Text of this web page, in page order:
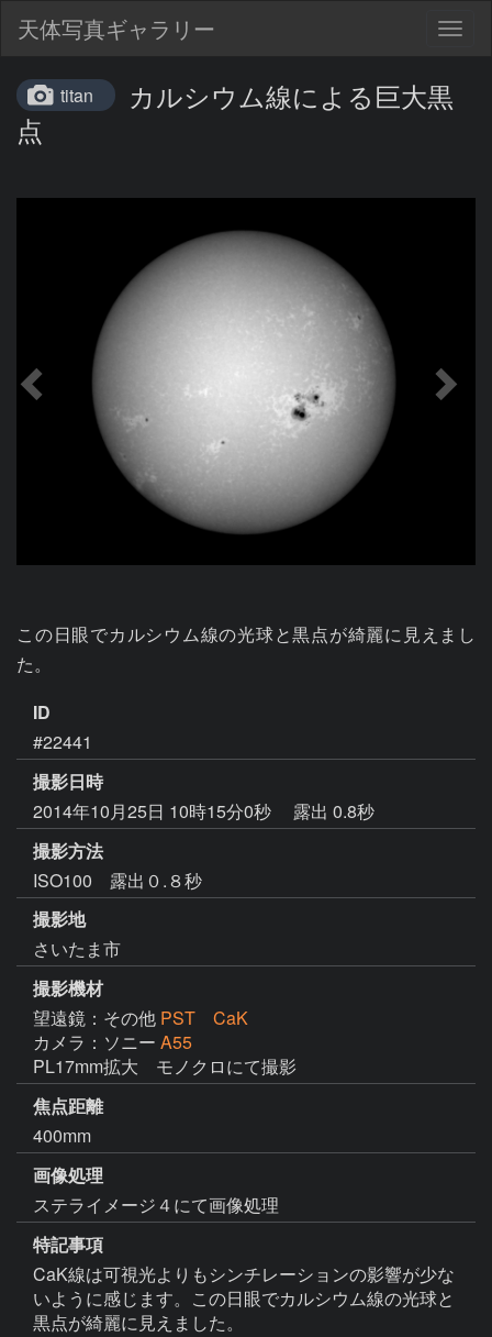
天体写真ギャラリー
titan
カルシウム線による巨大黒
点
この日眼でカルシウム線の光球と黒点が綺麗に見えまし
た。
ID
#22441
撮影日時
2014年10月25日 10時15分0秒
露出 0.8秒
撮影方法
ISO100 露出０.８秒
撮影地
さいたま市
撮影機材
望遠鏡：その他 PST CaK
カメラ：ソニー A55
PL17mm拡大　モノクロにて撮影
焦点距離
400mm
画像処理
ステライメージ４にて画像処理
特記事項
CaK線は可視光よりもシンチレーションの影響が少な
いように感じます。この日眼でカルシウム線の光球と
黒点が綺麗に見えました。